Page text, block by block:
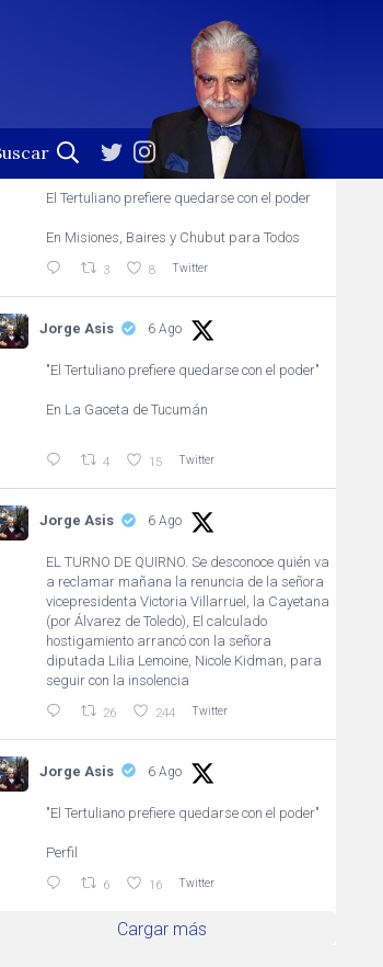
Seguir
Profesional de la palabra. (En esta cuenta no se leen
Jorge Asis 21h
El Tertuliano prefiere quedarse con el poder
En Misiones, Baires y Chubut para Todos
3 8 Twitter
Jorge Asis 6 Ago
"El Tertuliano prefiere quedarse con el poder"
En La Gaceta de Tucumán
4 15 Twitter
Jorge Asis 6 Ago
EL TURNO DE QUIRNO. Se desconoce quién va
a reclamar mañana la renuncia de la señora
vicepresidenta Victoria Villarruel, la Cayetana
(por Álvarez de Toledo), El calculado
hostigamiento arrancó con la señora
diputada Lilia Lemoine, Nicole Kidman, para
seguir con la insolencia
26 244 Twitter
Jorge Asis 6 Ago
"El Tertuliano prefiere quedarse con el poder"
Perfil
6 16 Twitter
Cargar más